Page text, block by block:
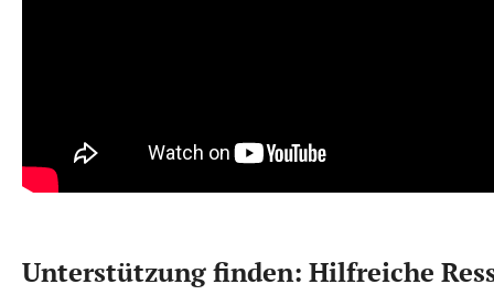
Unterstützung finden: Hilfreiche